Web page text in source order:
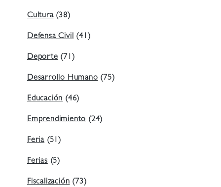
Cultura(38)
Defensa Civil(41)
Deporte(71)
Desarrollo Humano(75)
Educación(46)
Emprendimiento(24)
Feria (51)
Ferias(5)
Fiscalización(73)